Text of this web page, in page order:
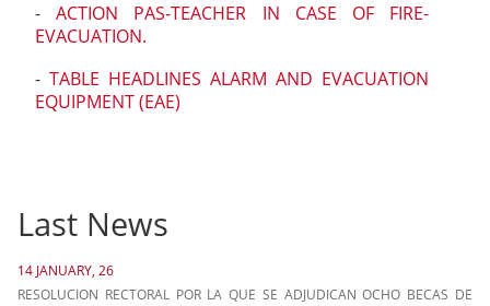
-ACTION PAS-TEACHER IN CASE OF FIRE-
EVACUATION.
- TABLE HEADLINES ALARM AND EVACUATION
EQUIPMENT (EAE)
Last News
14 JANUARY, 26
RESOLUCION RECTORAL POR LA QUE SE ADJUDICAN OCHO BECAS DE